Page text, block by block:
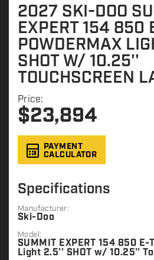
2027 SKI-DOO
EXPERT 154 850
POWDERMAX
SHOT W/ 10.25''
TOUCHSCREEN
Price:
$23,894
PAYMENT
CALCULATOR
Specifications
Manufacturer:
Ski-Doo
Model:
SUMMIT EXPERT 154 850 E-
Light 2.5'' SHOT w/ 10.25''